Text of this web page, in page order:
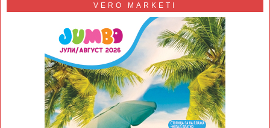
VERO MARKETI